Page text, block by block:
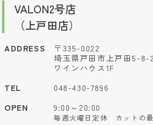
VALON2号店
（上戸田店）
ADDRESS
〒335-0022
埼玉県戸田市上戸田5-8-2
ワインハウス1F
TEL
048-430-7896
OPEN
9:00～20:00
毎週火曜日定休 カットの